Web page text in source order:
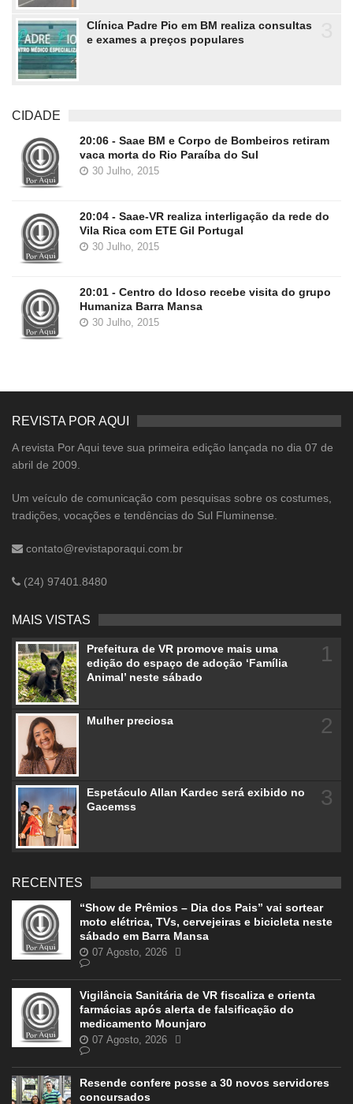
Clínica Padre Pio em BM realiza consultas
e exames a preços populares
CIDADE
20:06 - Saae BM e Corpo de Bombeiros retiram
vaca morta do Rio Paraíba do Sul
30 Julho, 2015
20:04 - Saae-VR realiza interligação da rede do
Vila Rica com ETE Gil Portugal
30 Julho, 2015
20:01 - Centro do Idoso recebe visita do grupo
Humaniza Barra Mansa
30 Julho, 2015
REVISTA POR AQUI
A revista Por Aqui teve sua primeira edição lançada no dia 07 de
abril de 2009.
Um veículo de comunicação com pesquisas sobre os costumes,
tradições, vocações e tendências do Sul Fluminense.
contato@revistaporaqui.com.br
(24) 97401.8480
MAIS VISTAS
Prefeitura de VR promove mais uma
edição do espaço de adoção ‘Família
Animal’ neste sábado
1
Mulher preciosa 2
Espetáculo Allan Kardec será exibido no
Gacemss
3
RECENTES
“Show de Prêmios – Dia dos Pais” vai sortear
moto elétrica, TVs, cervejeiras e bicicleta neste
sábado em Barra Mansa
07 Agosto, 2026
Vigilância Sanitária de VR fiscaliza e orienta
farmácias após alerta de falsificação do
medicamento Mounjaro
07 Agosto, 2026
Resende confere posse a 30 novos servidores
concursados